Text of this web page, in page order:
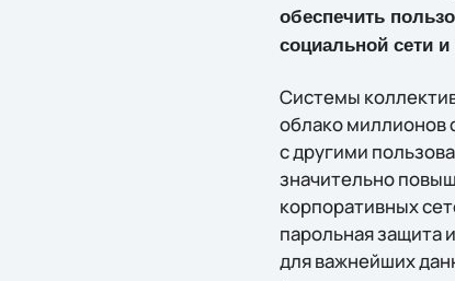
обеспечить
социальной сети
Системы
облако миллионов
с другими
значительно
корпоративных
парольная защита
для важнейших